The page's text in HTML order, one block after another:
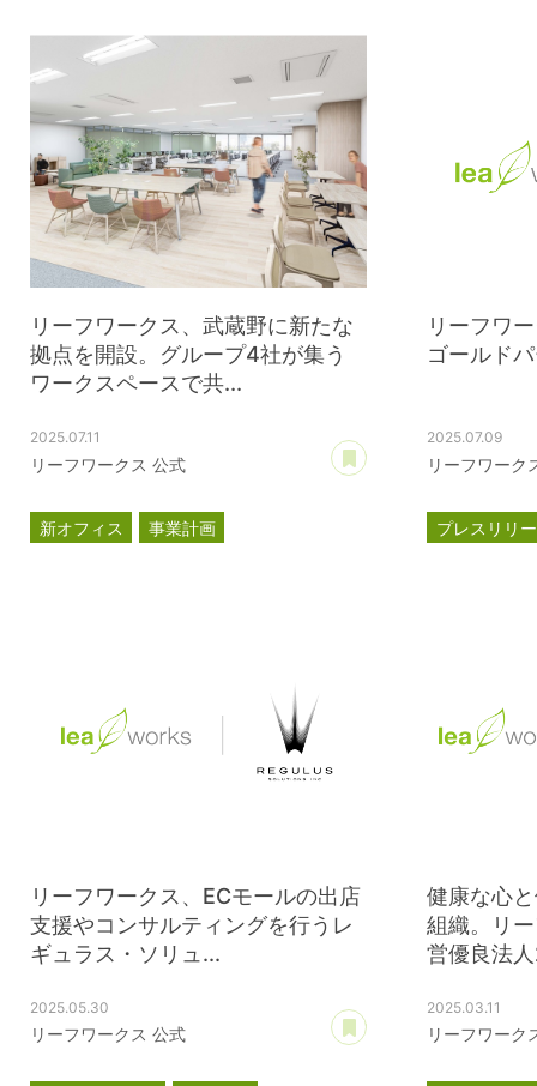
リーフワークス、武蔵野に新たな
拠点を開設。グループ4社が集う
ワークスペースで共...
2025.07.11
リーフワークス 公式
あとで読む
新オフィス
事業計画
リーフワ
ゴールド
2025.07.09
リーフワーク
プレスリリ
リーフワークス、ECモールの出店
支援やコンサルティングを行うレ
ギュラス・ソリュ...
2025.05.30
リーフワークス 公式
あとで読む
健康な心
組織。リ
営優良法
2025.03.11
リーフワーク